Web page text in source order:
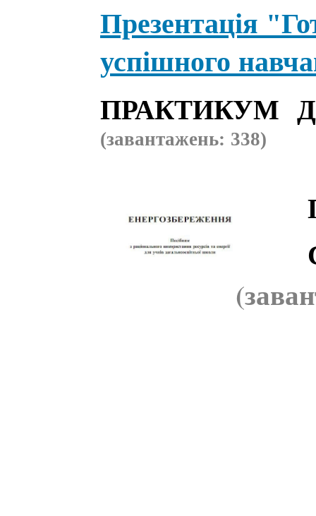
Презентація
успішного
ПРАКТИКУМ
(завантажень: 338)